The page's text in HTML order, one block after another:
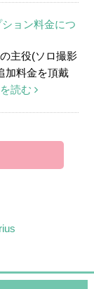
ョン料金につ
主役(ソロ撮影
加料金を頂戴
読む